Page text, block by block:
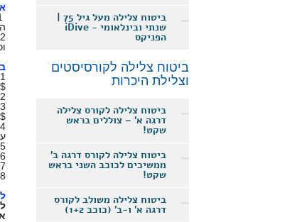
ביטוח צלילה מעל גיל 75 |
שנתי ובינלאומי - iDive
הפניקס
ביטוח צלילה לקורסיסטים
וצלילת היכרות
ביטוח צלילה לקורס צלילה
דרגה א' – צוללים בראש
שקט!
ביטוח צלילה לקורס דרגה ב'
ממשיכים לכוכב השני בראש
שקט!
ביטוח צלילה משולב לקורס
דרגה א' ו-ב' (כוכב 1+2)
2. כיסוי להוצאות הטסת גופה מאזור הצלילה למקום מגורי הצולל במקרה מוות כתוצאה מתאונת צלילה - עד לסך 5,000 $
$
4. החזר הוצאות שהיה נוספת
עד 100 $
5. מוות כתוצאה מתאונת צלילה - 10,000$
6. נכות תמידית מוחלטת כתוצאה מתאונת צלילה - 10,000 $
7. חבות כלפי צד שלישי - עד לסך 75,000$
8. החזר הוצאות עבור הפסד דמי השתתפות בקורס צלילה מתקדם כתוצאה מתאונת צלילה ושהצולל נפסל לצלילה לצמיתות, עד 500 $